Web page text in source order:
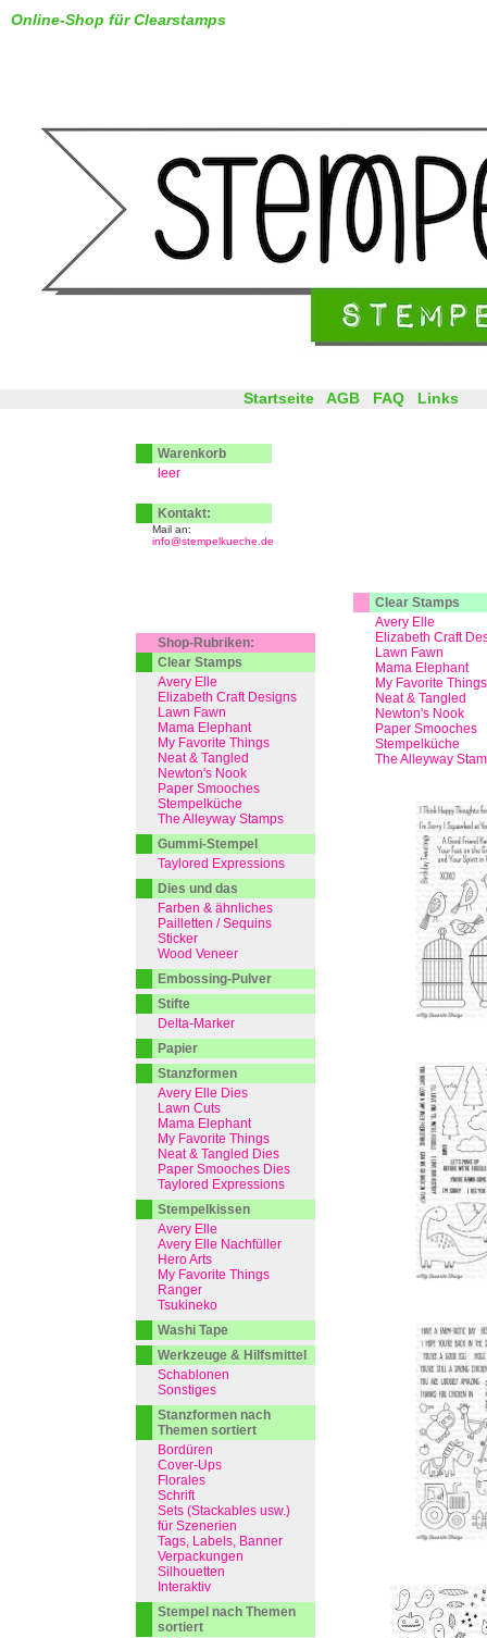
Online-Shop für Clearstamps
Clear Stamps
Avery Elle
Elizabeth Craft
Lawn Fawn
Mama Elephant
My Favorite Things
Neat & Tangled
Newton's Nook
Paper Smooches
Stempelküche
The Alleyway
Startseite AGB FAQ Links
Warenkorb
leer
Kontakt:
Mail an:
info@stempelkueche.de
Shop-Rubriken:
Clear Stamps
Avery Elle
Elizabeth Craft Designs
Lawn Fawn
Mama Elephant
My Favorite Things
Neat & Tangled
Newton's Nook
Paper Smooches
Stempelküche
The Alleyway Stamps
Gummi-Stempel
Taylored Expressions
Dies und das
Farben & ähnliches
Pailletten / Sequins
Sticker
Wood Veneer
Embossing-Pulver
Stifte
Delta-Marker
Papier
Stanzformen
Avery Elle Dies
Lawn Cuts
Mama Elephant
My Favorite Things
Neat & Tangled Dies
Paper Smooches Dies
Taylored Expressions
Stempelkissen
Avery Elle
Avery Elle Nachfüller
Hero Arts
My Favorite Things
Ranger
Tsukineko
Washi Tape
Werkzeuge & Hilfsmittel
Schablonen
Sonstiges
Stanzformen nach
Themen sortiert
Bordüren
Cover-Ups
Florales
Schrift
Sets (Stackables usw.)
für Szenerien
Tags, Labels, Banner
Verpackungen
Silhouetten
Interaktiv
Stempel nach Themen
sortiert